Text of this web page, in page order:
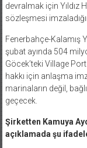
devralmak için Yıldız
sözleşmesi
Fenerbahçe-Kalamış
şubat ayında 504
Göcek’teki Village
hakkı için anlaşma
marinaların değil,
geçecek.
Şirketten Kamuya
açıklamada şu